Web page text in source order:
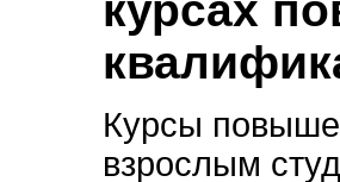
курсах
Курсы
взрослым